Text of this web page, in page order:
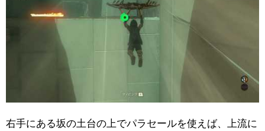
右手にある坂の土台の上でパラセールを使えば、上流に